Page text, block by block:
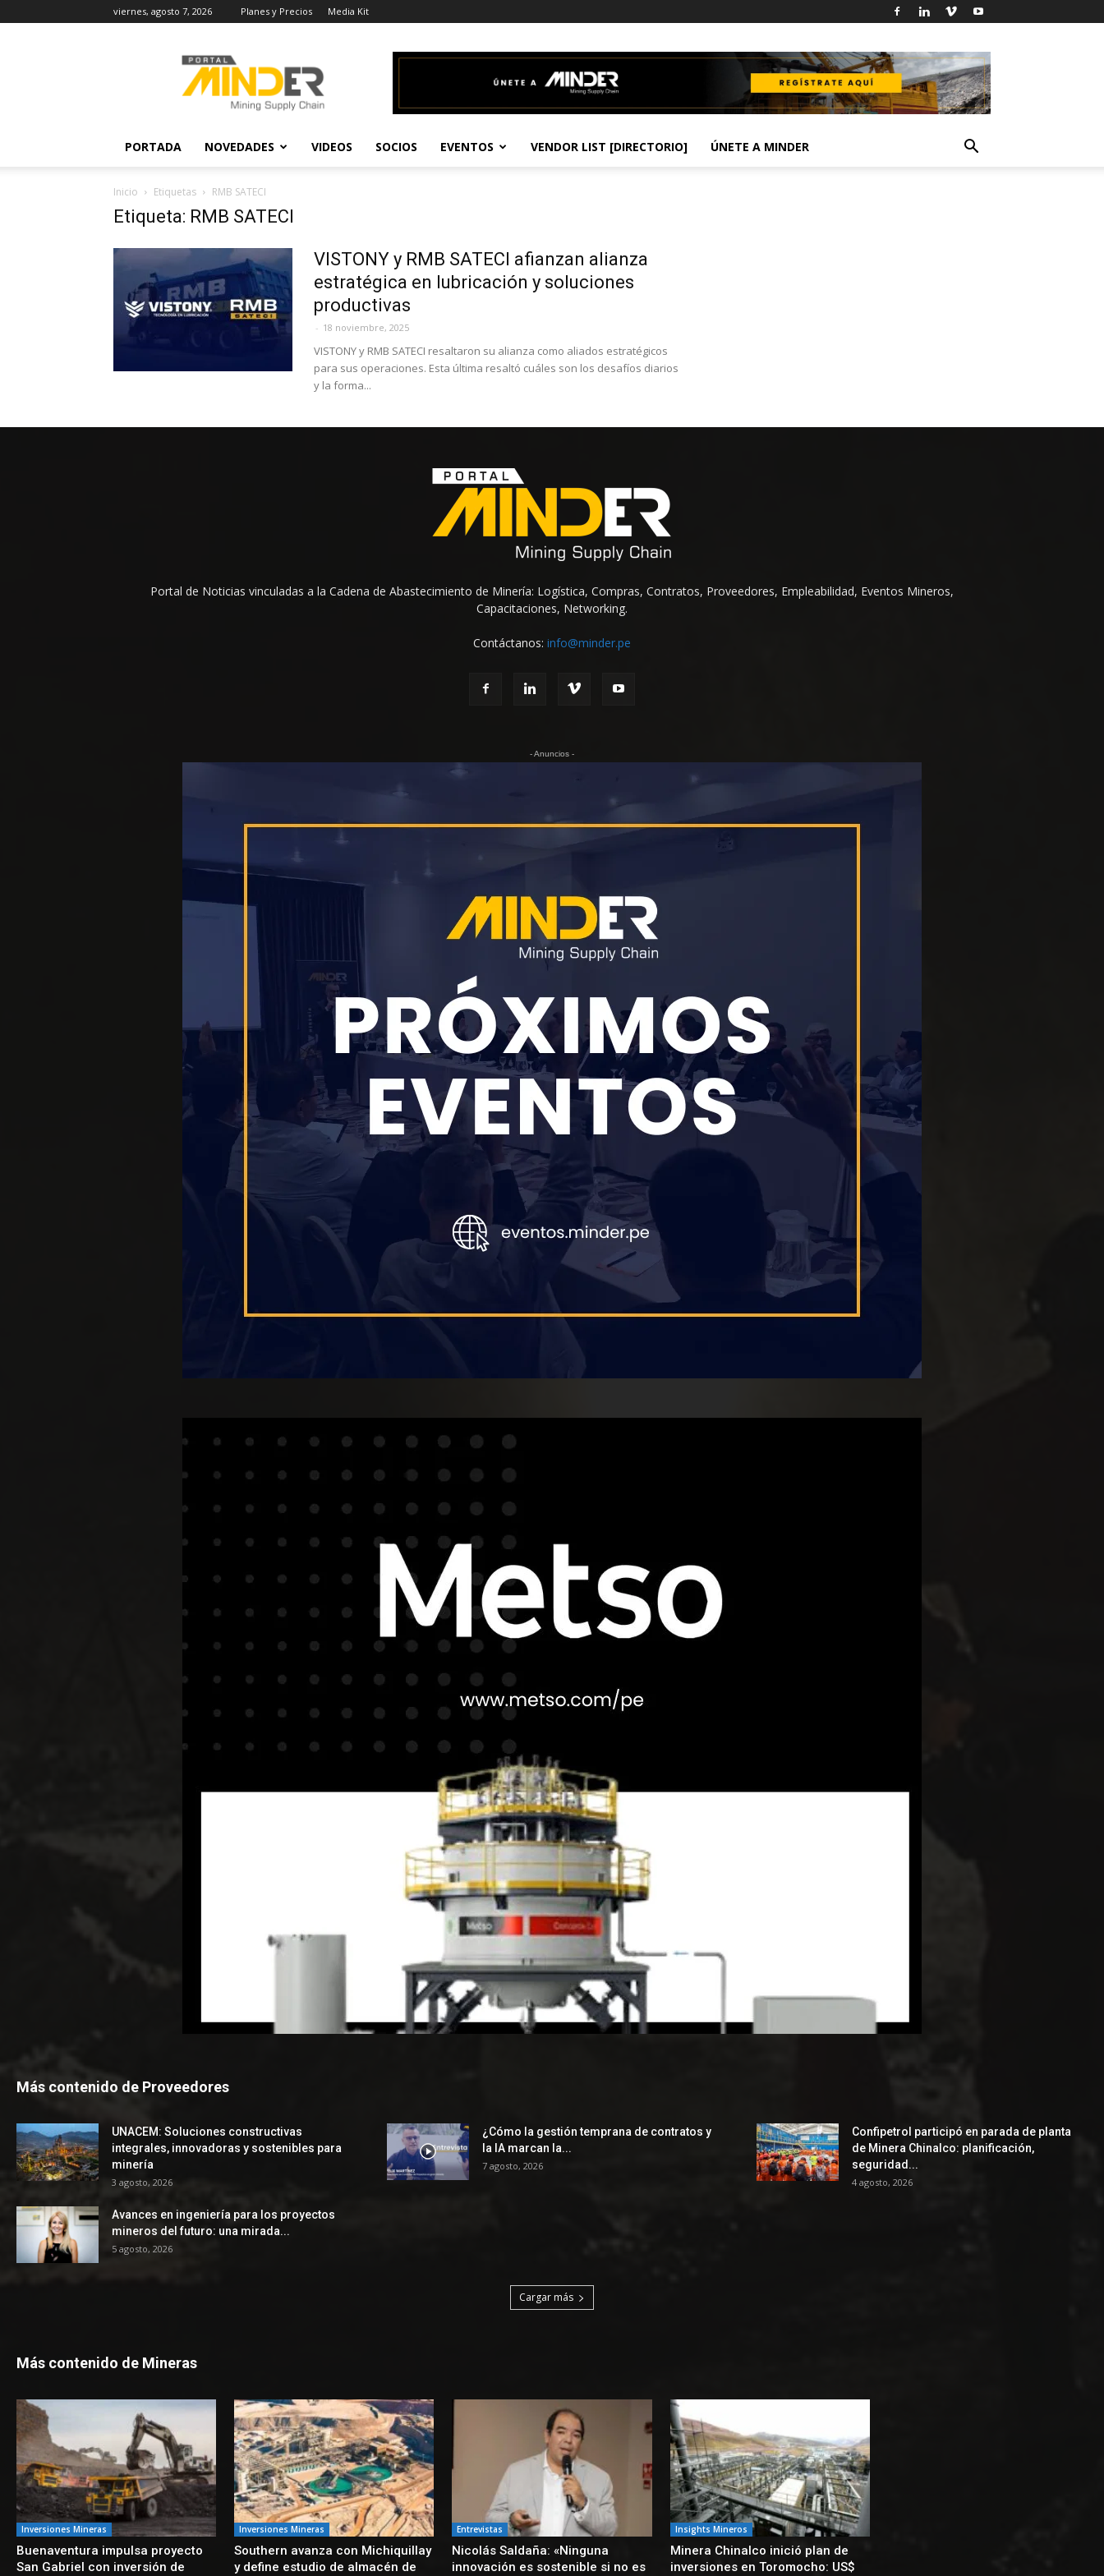
viernes, agosto 7, 2026 Planes y Precios Media Kit
Actualidad
Minera
PORTADA NOVEDADES VIDEOS SOCIOS EVENTOS VENDOR LIST [DIRECTORIO] ÚNETE A MINDER
Inicio Etiquetas RMB SATECI
Etiqueta: RMB SATECI
VISTONY y RMB SATECI afianzan alianza
estratégica en lubricación y soluciones
productivas
- 18 noviembre, 2025
VISTONY y RMB SATECI resaltaron su alianza como aliados estratégicos
para sus operaciones. Esta última resaltó cuáles son los desafíos diarios
y la forma...
Portal de Noticias vinculadas a la Cadena de Abastecimiento de Minería: Logística, Compras, Contratos, Proveedores, Empleabilidad, Eventos Mineros,
Capacitaciones, Networking.
Contáctanos: info@minder.pe
- Anuncios -
Más contenido de Proveedores
UNACEM: Soluciones constructivas
integrales, innovadoras y sostenibles para
minería
3 agosto, 2026
¿Cómo la gestión temprana de contratos y
la IA marcan la...
7 agosto, 2026
Confipetrol participó en parada de planta
de Minera Chinalco: planificación,
seguridad...
4 agosto, 2026
Avances en ingeniería para los proyectos
mineros del futuro: una mirada...
5 agosto, 2026
Cargar más
Más contenido de Mineras
Inversiones Mineras
Buenaventura impulsa proyecto
San Gabriel con inversión de
Inversiones Mineras
Southern avanza con Michiquillay
y define estudio de almacén de
Entrevistas
Nicolás Saldaña: «Ninguna
innovación es sostenible si no es
Insights Mineros
Minera Chinalco inició plan de
inversiones en Toromocho: US$